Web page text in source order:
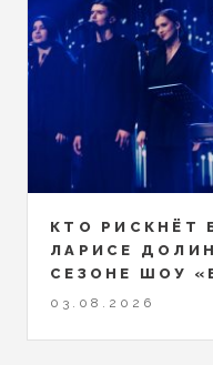
КТО РИСКНЁТ
ЛАРИСЕ
СЕЗОНЕ ШОУ
03.08.2026